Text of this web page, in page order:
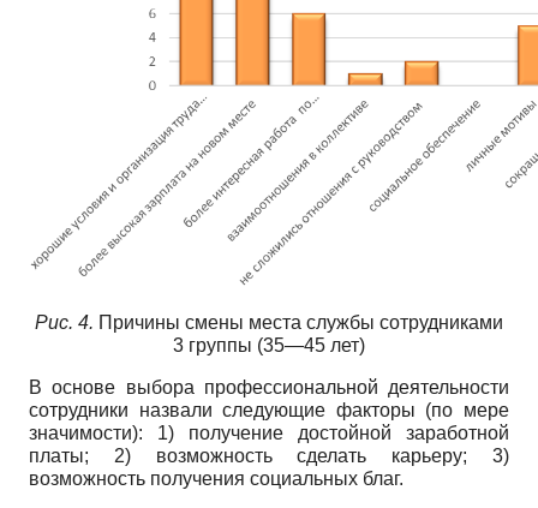
Рис. 4. Причины смены места службы сотрудниками
3 группы (35—45 лет)
В основе выбора профессиональной деятельности
сотрудники назвали следующие факторы (по мере
значимости): 1) получение достойной заработной
платы; 2) возможность сделать карьеру; 3)
возможность получения социальных благ.